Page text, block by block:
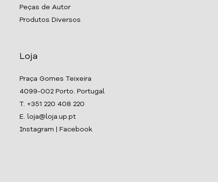
Peças de Autor
Produtos Diversos
Loja
Praça Gomes Teixeira
4099-002 Porto. Portugal
T. +351 220 408 220
E. loja@loja.up.pt
Instagram
Facebook